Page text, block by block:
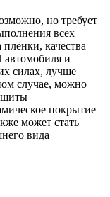
но требует
всех
качества
автомобиля и
силах, лучше
случае, можно
покрытие
может стать
вида